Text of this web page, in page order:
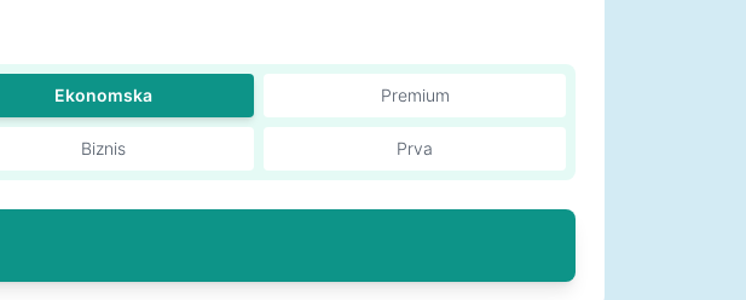
Ekonomska Premium
Biznis Prva